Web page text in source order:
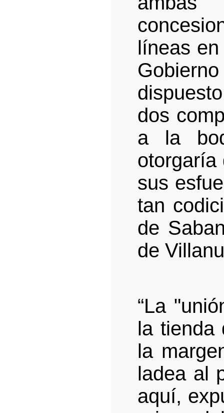
líneas
dos
a la
otorgaría
sus
tan
de
de
“La
la tienda
la
ladea al
aquí,